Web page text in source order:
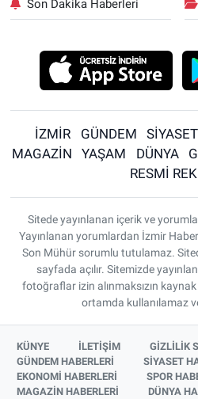
Son Dakika Haberleri
İZMİR GÜNDEM SİYASET
MAGAZİN
YAŞAM DÜNYA
RESMİ
Sitede yayınlanan içerik ve
Yayınlanan yorumlardan İzmir
Son Mühür sorumlu tutulamaz.
sayfada açılır. Sitemizde
fotoğraflar izin alınmaksızın
ortamda kullanılamaz
KÜNYE İLETİŞİM
GİZLİLİK
GÜNDEM HABERLERİ
SİYASET
EKONOMİ HABERLERİ
SPOR
MAGAZİN HABERLERİ
DÜNYA